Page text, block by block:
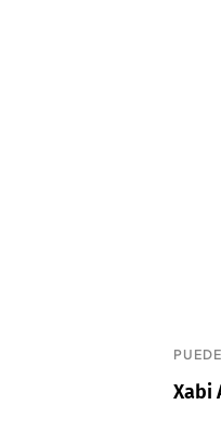
Xabi